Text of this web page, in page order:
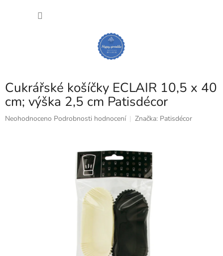
Cukrářské košíčky ECLAIR 10,5 x 40
cm; výška 2,5 cm Patisdécor
Průměrné
Neohodnoceno Podrobnosti hodnocení Značka: Patisdécor